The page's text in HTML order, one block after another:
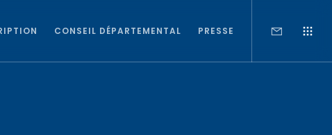
CONSEIL DÉPARTEMENTAL PRESSE